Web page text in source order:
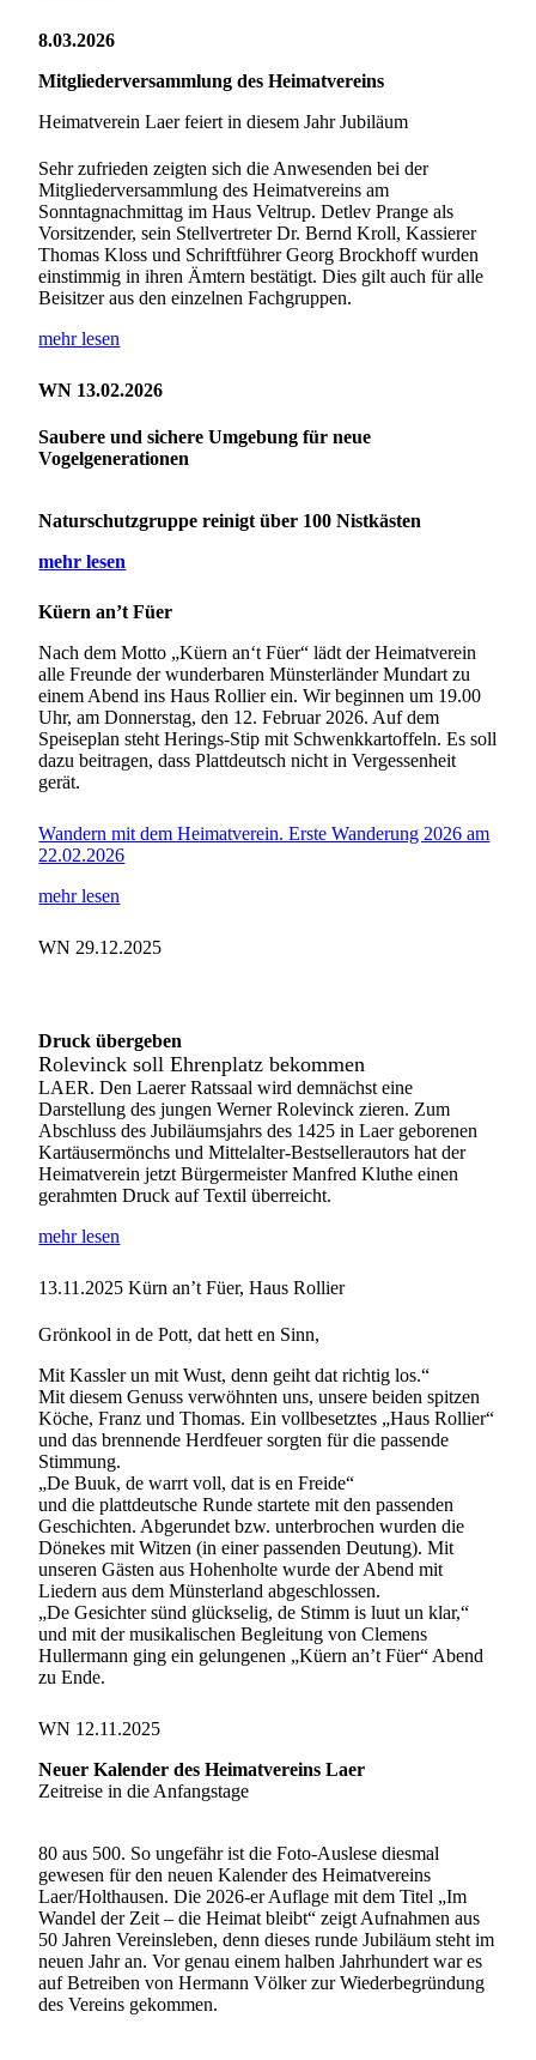
8.03.2026
Mitgliederversammlung des Heimatvereins
Heimatverein Laer feiert in diesem Jahr Jubiläum
Sehr zufrieden zeigten sich die Anwesenden bei der
Mitgliederversammlung des Heimatvereins am
Sonntagnachmittag im Haus Veltrup. Detlev Prange als
Vorsitzender, sein Stellvertreter Dr. Bernd Kroll, Kassierer
Thomas Kloss und Schriftführer Georg Brockhoff wurden
einstimmig in ihren Ämtern bestätigt. Dies gilt auch für alle
Beisitzer aus den einzelnen Fachgruppen.
mehr lesen
WN 13.02.2026
Saubere und sichere Umgebung für neue
Vogelgenerationen
Naturschutzgruppe reinigt über 100 Nistkästen
mehr lesen
Küern an’t Füer
Nach dem Motto „Küern an‘t Füer“ lädt der Heimatverein
alle Freunde der wunderbaren Münsterländer Mundart zu
einem Abend ins Haus Rollier ein. Wir beginnen um 19.00
Uhr, am Donnerstag, den 12. Februar 2026. Auf dem
Speiseplan steht Herings-Stip mit Schwenkkartoffeln. Es soll
dazu beitragen, dass Plattdeutsch nicht in Vergessenheit
gerät.
Wandern mit dem Heimatverein. Erste Wanderung 2026 am
22.02.2026
mehr lesen
WN 29.12.2025
Druck übergeben
Rolevinck soll Ehrenplatz bekommen
LAER. Den Laerer Ratssaal wird demnächst eine
Darstellung des jungen Werner Rolevinck zieren. Zum
Abschluss des Jubiläumsjahrs des 1425 in Laer geborenen
Kartäusermönchs und Mittelalter-Bestsellerautors hat der
Heimatverein jetzt Bürgermeister Manfred Kluthe einen
gerahmten Druck auf Textil überreicht.
mehr lesen
13.11.2025 Kürn an’t Füer, Haus Rollier
Grönkool in de Pott, dat hett en Sinn,
Mit Kassler un mit Wust, denn geiht dat richtig los.“
Mit diesem Genuss verwöhnten uns, unsere beiden spitzen
Köche, Franz und Thomas. Ein vollbesetztes „Haus Rollier“
und das brennende Herdfeuer sorgten für die passende
Stimmung.
„De Buuk, de warrt voll, dat is en Freide“
und die plattdeutsche Runde startete mit den passenden
Geschichten. Abgerundet bzw. unterbrochen wurden die
Dönekes mit Witzen (in einer passenden Deutung). Mit
unseren Gästen aus Hohenholte wurde der Abend mit
Liedern aus dem Münsterland abgeschlossen.
„De Gesichter sünd glückselig, de Stimm is luut un klar,“
und mit der musikalischen Begleitung von Clemens
Hullermann ging ein gelungenen „Küern an’t Füer“ Abend
zu Ende.
WN 12.11.2025
Neuer Kalender des Heimatvereins Laer
Zeitreise in die Anfangstage
80 aus 500. So ungefähr ist die Foto-Auslese diesmal
gewesen für den neuen Kalender des Heimatvereins
Laer/Holthausen. Die 2026-er Auflage mit dem Titel „Im
Wandel der Zeit – die Heimat bleibt“ zeigt Aufnahmen aus
50 Jahren Vereinsleben, denn dieses runde Jubiläum steht im
neuen Jahr an. Vor genau einem halben Jahrhundert war es
auf Betreiben von Hermann Völker zur Wiederbegründung
des Vereins gekommen.